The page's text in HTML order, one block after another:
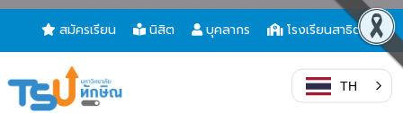
สมัครเรียน นิสิต บุคลากร โรงเรียนสาธิต
TH